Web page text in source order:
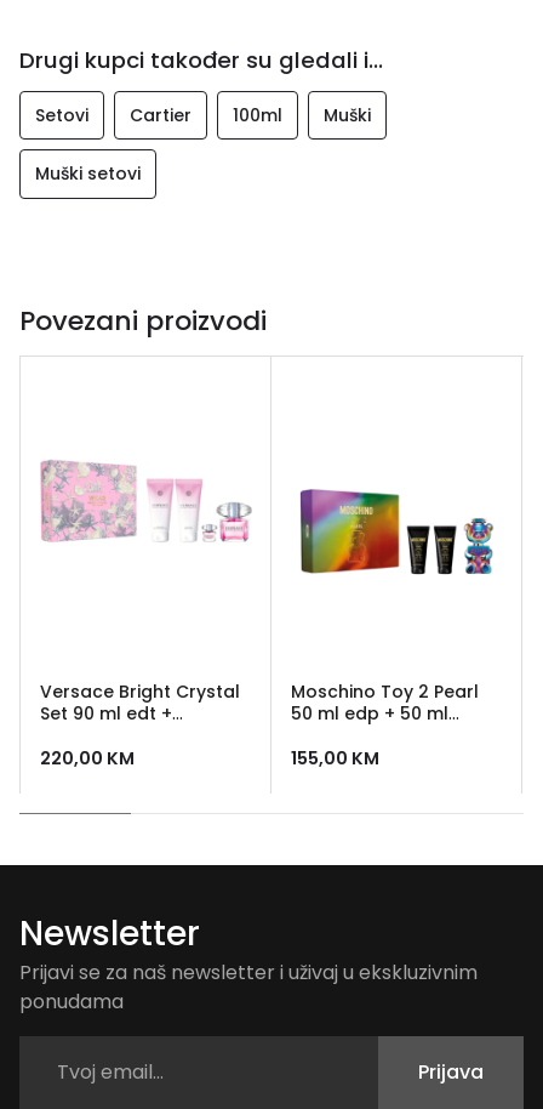
Drugi kupci također su gledali i...
Setovi Cartier 100ml Muški
Muški setovi
Povezani proizvodi
Versace Bright Crystal
Set 90 ml edt +
losion + 100 ml gel za
220,00 KM
Moschino Toy 2 Pearl
50 ml edp + 50 ml
tusiranje
155,00 KM
Newsletter
Prijavi se za naš newsletter i uživaj u ekskluzivnim
ponudama
Prijava